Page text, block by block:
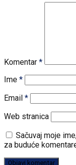
Komentar *
Ime *
Email *
Web stranica
Sačuvaj moje
za buduće